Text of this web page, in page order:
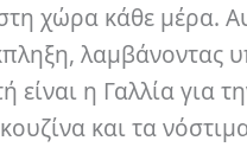
χώρα κάθε μέρα.
λαμβάνοντας
είναι η Γαλλία για
και τα